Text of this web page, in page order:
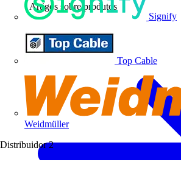
Signify
Top Cable
Weidmüller
Distribuidor 2
Artigos sobre produtos